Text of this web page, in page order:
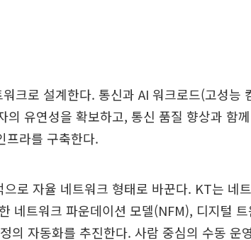
크로 설계한다. 통신과 AI 워크로드(고성능
의 유연성을 확보하고, 통신 품질 향상과 함
프라를 구축한다.
로 자율 네트워크 형태로 바꾼다. KT는 네
네트워크 파운데이션 모델(NFM), 디지털
의 자동화를 추진한다. 사람 중심의 수동 운